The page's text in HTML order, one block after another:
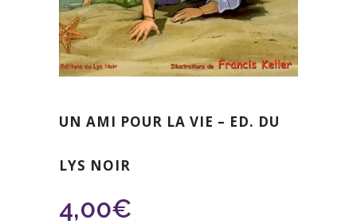
UN AMI POUR LA VIE – ED. DU
LYS NOIR
4,00€